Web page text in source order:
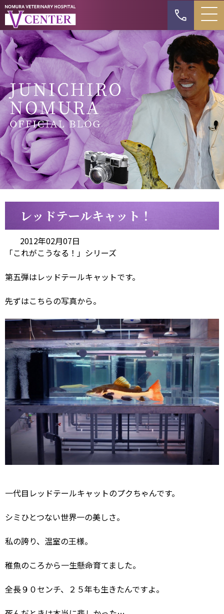
レッドテールキャット！
2012年02月07日
「これがこうなる！」シリーズ
第五弾はレッドテールキャットです。
先ずはこちらの写真から。
一代目レッドテールキャットのプクちゃんです。
シミひとつない世界一の美しさ。
私の誇り、温室の王様。
稚魚のころから一生懸命育てました。
全長９０センチ、２５年も生きたんですよ。